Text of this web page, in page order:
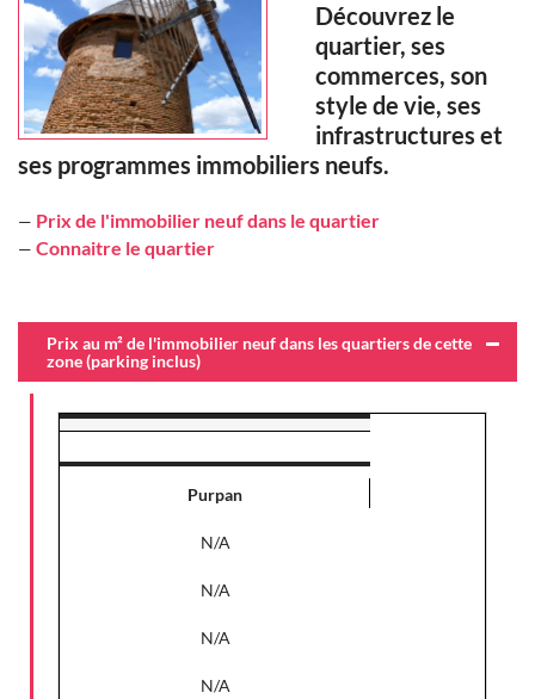
Découvrez le
quartier, ses
commerces, son
style de vie, ses
infrastructures et
ses programmes immobiliers neufs.
— Prix de l'immobilier neuf dans le quartier
— Connaitre le quartier
Prix au m² de l'immobilier neuf dans les quartiers de cette
zone (parking inclus)
Purpan
N/A
N/A
N/A
N/A